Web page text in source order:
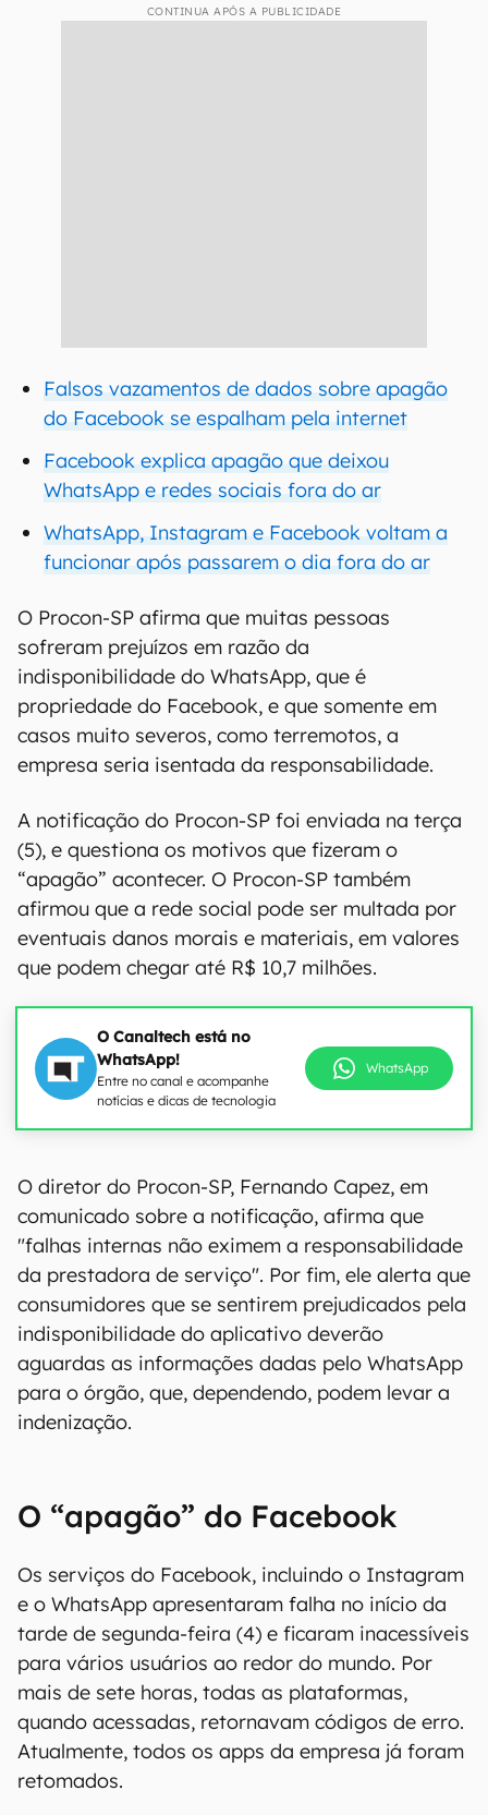
CONTINUA APÓS A PUBLICIDADE
Falsos vazamentos de dados sobre apagão
do Facebook se espalham pela internet
Facebook explica apagão que deixou
WhatsApp e redes sociais fora do ar
WhatsApp, Instagram e Facebook voltam a
funcionar após passarem o dia fora do ar
O Procon-SP afirma que muitas pessoas
sofreram prejuízos em razão da
indisponibilidade do WhatsApp, que é
propriedade do Facebook, e que somente em
casos muito severos, como terremotos, a
empresa seria isentada da responsabilidade.
A notificação do Procon-SP foi enviada na terça
(5), e questiona os motivos que fizeram o
“apagão” acontecer. O Procon-SP também
afirmou que a rede social pode ser multada por
eventuais danos morais e materiais, em valores
que podem chegar até R$ 10,7 milhões.
O Canaltech está no
WhatsApp!
Entre no canal e acompanhe
notícias e dicas de tecnologia
WhatsApp
O diretor do Procon-SP, Fernando Capez, em
comunicado sobre a notificação, afirma que
"falhas internas não eximem a responsabilidade
da prestadora de serviço". Por fim, ele alerta que
consumidores que se sentirem prejudicados pela
indisponibilidade do aplicativo deverão
aguardas as informações dadas pelo WhatsApp
para o órgão, que, dependendo, podem levar a
indenização.
O “apagão” do Facebook
Os serviços do Facebook, incluindo o Instagram
e o WhatsApp apresentaram falha no início da
tarde de segunda-feira (4) e ficaram inacessíveis
para vários usuários ao redor do mundo. Por
mais de sete horas, todas as plataformas,
quando acessadas, retornavam códigos de erro.
Atualmente, todos os apps da empresa já foram
retomados.